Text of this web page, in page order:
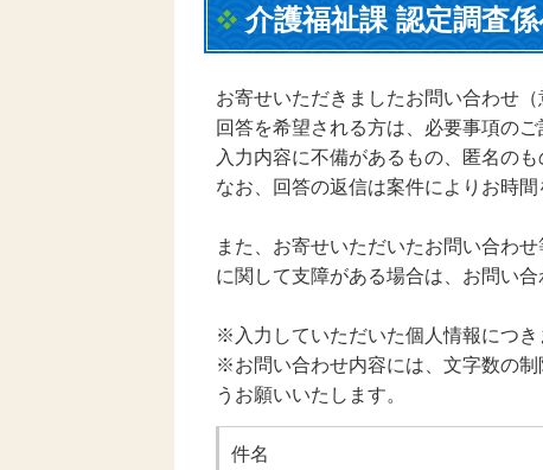
介護福祉課 認定調査
お寄せいただきましたお問い合わせ
回答を希望される方は、必要事項のご
入力内容に不備があるもの、匿名の
なお、回答の返信は案件によりお時間
また、お寄せいただいたお問い合わ
に関して支障がある場合は、お問い
※入力していただいた個人情報につき
※お問い合わせ内容には、文字数の
うお願いいたします。
件名